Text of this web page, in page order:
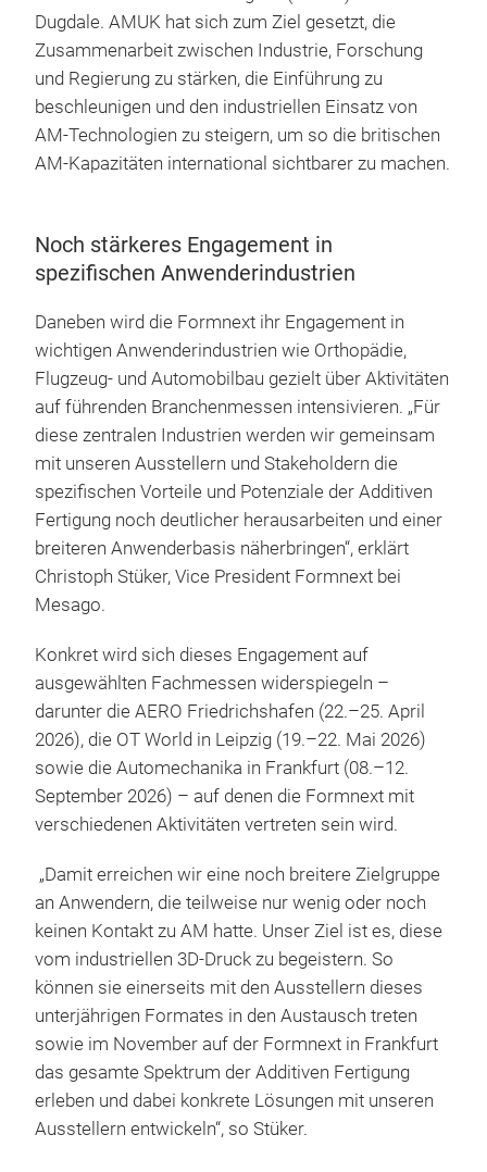
Dugdale. AMUK hat sich zum Ziel gesetzt, die
Zusammenarbeit zwischen Industrie, Forschung
und Regierung zu stärken, die Einführung zu
beschleunigen und den industriellen Einsatz von
AM-Technologien zu steigern, um so die britischen
AM-Kapazitäten international sichtbarer zu machen.
Noch stärkeres Engagement in
spezifischen Anwenderindustrien
Daneben wird die Formnext ihr Engagement in
wichtigen Anwenderindustrien wie Orthopädie,
Flugzeug- und Automobilbau gezielt über Aktivitäten
auf führenden Branchenmessen intensivieren. „Für
diese zentralen Industrien werden wir gemeinsam
mit unseren Ausstellern und Stakeholdern die
spezifischen Vorteile und Potenziale der Additiven
Fertigung noch deutlicher herausarbeiten und einer
breiteren Anwenderbasis näherbringen“, erklärt
Christoph Stüker, Vice President Formnext bei
Mesago.
Konkret wird sich dieses Engagement auf
ausgewählten Fachmessen widerspiegeln –
darunter die AERO Friedrichshafen (22.–25. April
2026), die OT World in Leipzig (19.–22. Mai 2026)
sowie die Automechanika in Frankfurt (08.–12.
September 2026) – auf denen die Formnext mit
verschiedenen Aktivitäten vertreten sein wird.
„Damit erreichen wir eine noch breitere Zielgruppe
an Anwendern, die teilweise nur wenig oder noch
keinen Kontakt zu AM hatte. Unser Ziel ist es, diese
vom industriellen 3D-Druck zu begeistern. So
können sie einerseits mit den Ausstellern dieses
unterjährigen Formates in den Austausch treten
sowie im November auf der Formnext in Frankfurt
das gesamte Spektrum der Additiven Fertigung
erleben und dabei konkrete Lösungen mit unseren
Ausstellern entwickeln“, so Stüker.